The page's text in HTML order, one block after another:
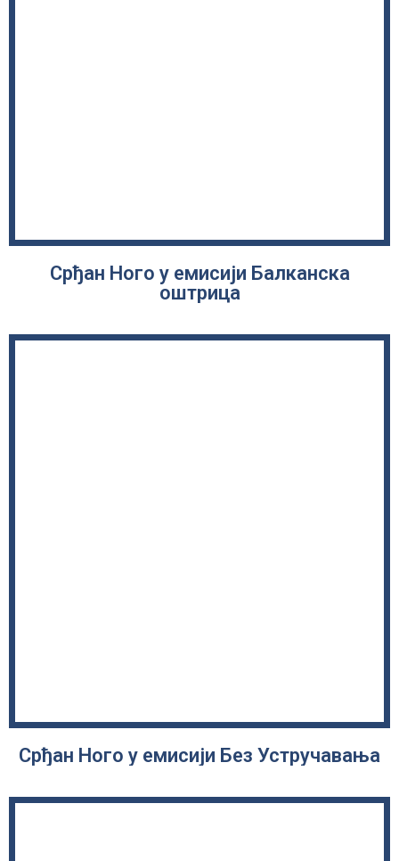
Срђан Ного у емисији Балканска
оштрица
Срђан Ного у емисији Без Устручавања